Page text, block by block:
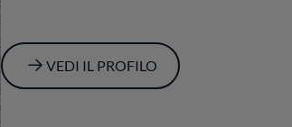
VEDI IL PROFILO